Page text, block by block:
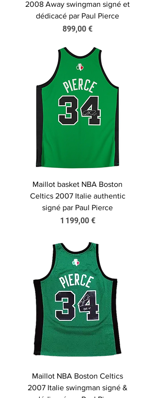
2008 Away swingman signé et
dédicacé par Paul Pierce
Prix
899,00 €
Maillot basket NBA Boston
Celtics 2007 Italie authentic
signé par Paul Pierce
Prix
1 199,00 €
Maillot NBA Boston Celtics
2007 Italie swingman signé &